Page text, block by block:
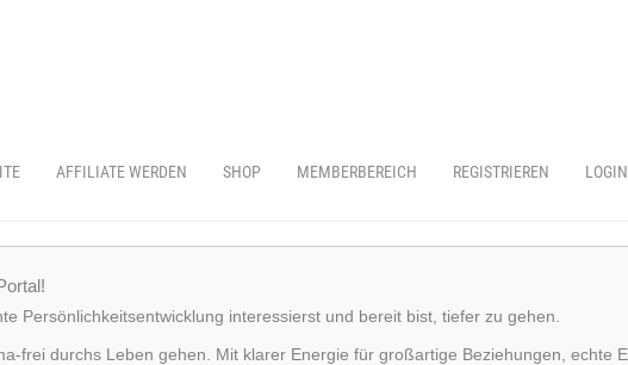
AFFILIATE WERDEN SHOP MEMBERBEREICH REGISTRIEREN LOGIN
Persönlichkeitsentwicklung interessierst und bereit bist, tiefer zu gehen.
frei durchs Leben gehen. Mit klarer Energie für großartige Beziehungen, echte